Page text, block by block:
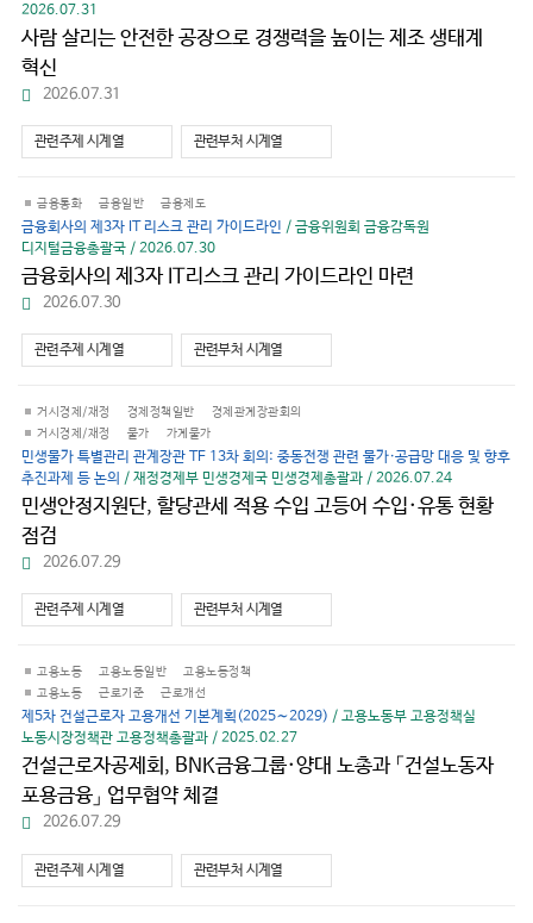
2026.07.31
사람 살리는 안전한 공장으로 경쟁력을 높이는 제조 생태계
혁신
파
다
운
로
2026.07.31
관련주제 시계열 관련부처 시계열
금융통화 금융일반 금융제도
금융회사의 제3자 IT 리스크 관리 가이드라인 / 금융위원회 금융감독원
디지털금융총괄국 / 2026.07.30
금융회사의 제3자 IT리스크 관리 가이드라인 마련
파
다
운
로
2026.07.30
관련주제 시계열 관련부처 시계열
거시경제/재정 경제정책일반
경제관계장관회의
거시경제/재정
물가 가계물가
민생물가 특별관리 관계장관 TF 13차 회의: 중동전쟁 관련 물가·공급망 대응 및 향후
추진과제 등 논의 / 재정경제부 민생경제국 민생경제총괄과 / 2026.07.24
민생안정지원단, 할당관세 적용 수입 고등어 수입·유통 현황
점검
파
다
운
로
2026.07.29
관련주제 시계열 관련부처 시계열
고용노동 고용노동일반
고용노동정책
고용노동
근로기준 근로개선
제5차 건설근로자 고용개선 기본계획(2025∼2029) / 고용노동부 고용정책실
노동시장정책관 고용정책총괄과 / 2025.02.27
건설근로자공제회, BNK금융그룹·양대 노총과 「건설노동자
포용금융」 업무협약 체결
파
다
운
로
2026.07.29
관련주제 시계열 관련부처 시계열